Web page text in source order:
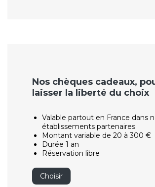
Nos chèques cadeaux,
laisser la liberté du choix
Valable partout en France dans
établissements partenaires
Montant variable de 20 à 300 €
Durée 1 an
Réservation libre
Choisir